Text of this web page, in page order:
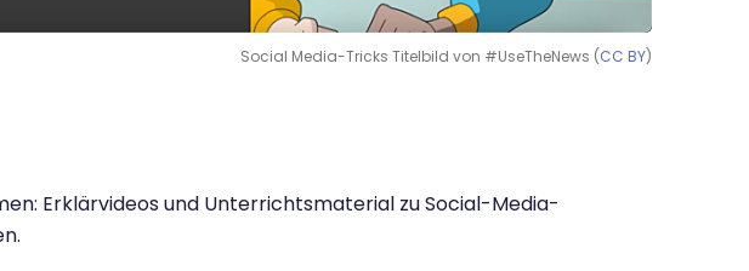
Social Media-Tricks Titelbild von #UseTheNews (CC BY)
Erklärvideos und Unterrichtsmaterial zu Social-Media-